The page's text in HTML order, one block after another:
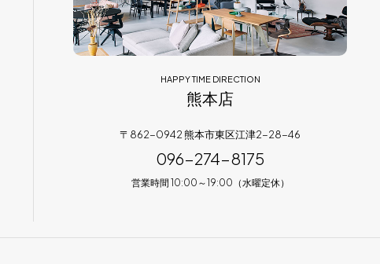
HAPPY TIME DIRECTION
熊本店
〒862-0942 熊本市東区江津2-28-46
096-274-8175
営業時間 10:00～19:00（水曜定休）